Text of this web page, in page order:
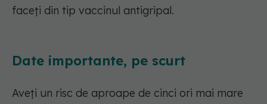
faceți din tip vaccinul antigripal.
Date importante, pe scurt
Aveți un risc de aproape de cinci ori mai mare